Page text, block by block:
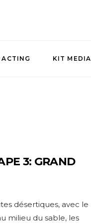
KIT MEDIA
3: GRAND
désertiques, avec le
milieu du sable, les